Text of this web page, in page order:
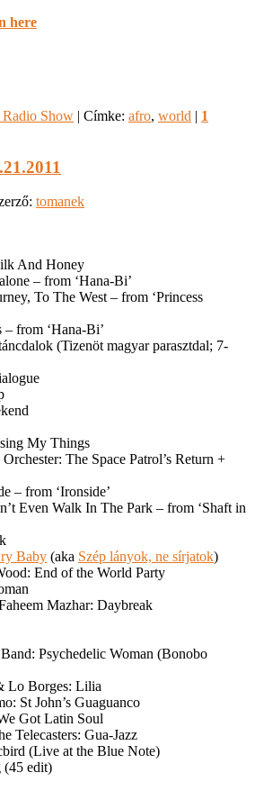
here
Show | Címke: afro, world | 1
tomanek
And Honey
– from ‘Hana-Bi’
To The West – from ‘Princess
– from ‘Hana-Bi’
(Tizenöt magyar parasztdal; 7-
My Things
The Space Patrol’s Return +
– from ‘Ironside’
Even Walk In The Park – from ‘Shaft in
Baby (aka Szép lányok, ne sírjatok)
End of the World Party
Mazhar: Daybreak
Psychedelic Woman (Bonobo
Lo Borges: Lilia
St John’s Guaguanco
Got Latin Soul
Telecasters: Gua-Jazz
(Live at the Blue Note)
(45 edit)